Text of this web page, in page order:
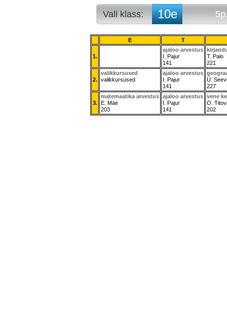
Vali klass: 10e
10c
10d
10e
11a
11b
11c
11d
11e
E T
1.
ajaloo arvestus
I. Pajur
141
T. Palo
221
2.
valikkursused
valikkursused
ajaloo arvestus
I. Pajur
141
Ü.
227
3.
matemaatika arvestus
E. Mäe
203
ajaloo arvestus
I. Pajur
141
vene
O.
202